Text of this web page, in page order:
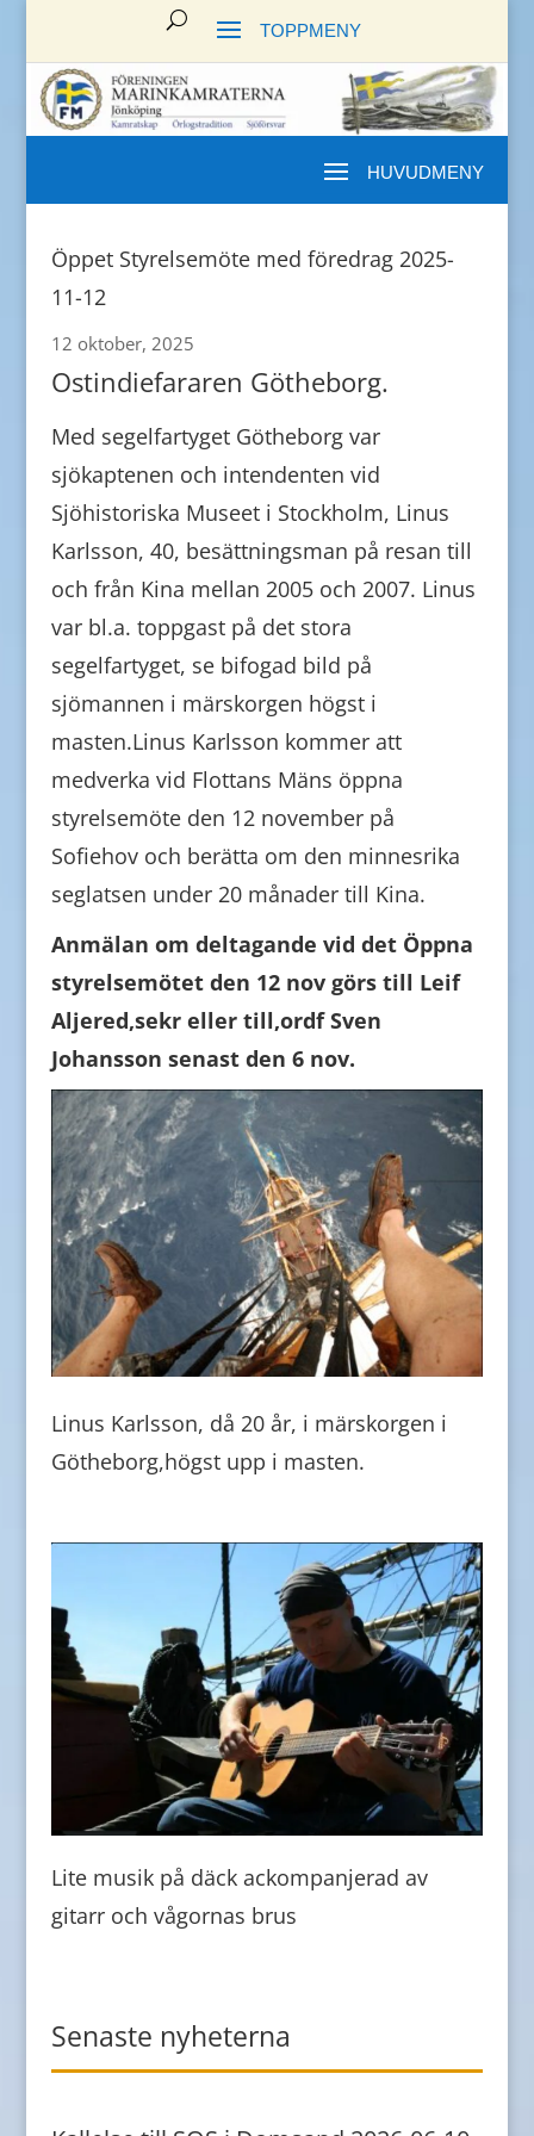
Öppet Styrelsemöte med föredrag 2025-
11-12
12 oktober, 2025
Ostindiefararen Götheborg.
Med segelfartyget Götheborg var
sjökaptenen och intendenten vid
Sjöhistoriska Museet i Stockholm, Linus
Karlsson, 40, besättningsman på resan till
och från Kina mellan 2005 och 2007. Linus
var bl.a. toppgast på det stora
segelfartyget, se bifogad bild på
sjömannen i märskorgen högst i
masten.Linus Karlsson kommer att
medverka vid Flottans Mäns öppna
styrelsemöte den 12 november på
Sofiehov och berätta om den minnesrika
seglatsen under 20 månader till Kina.
Anmälan om deltagande vid det Öppna
styrelsemötet den 12 nov görs till Leif
Aljered,sekr eller till,ordf Sven
Johansson senast den 6 nov.
Linus Karlsson, då 20 år, i märskorgen i
Götheborg,högst upp i masten.
Lite musik på däck ackompanjerad av
gitarr och vågornas brus
Senaste nyheterna